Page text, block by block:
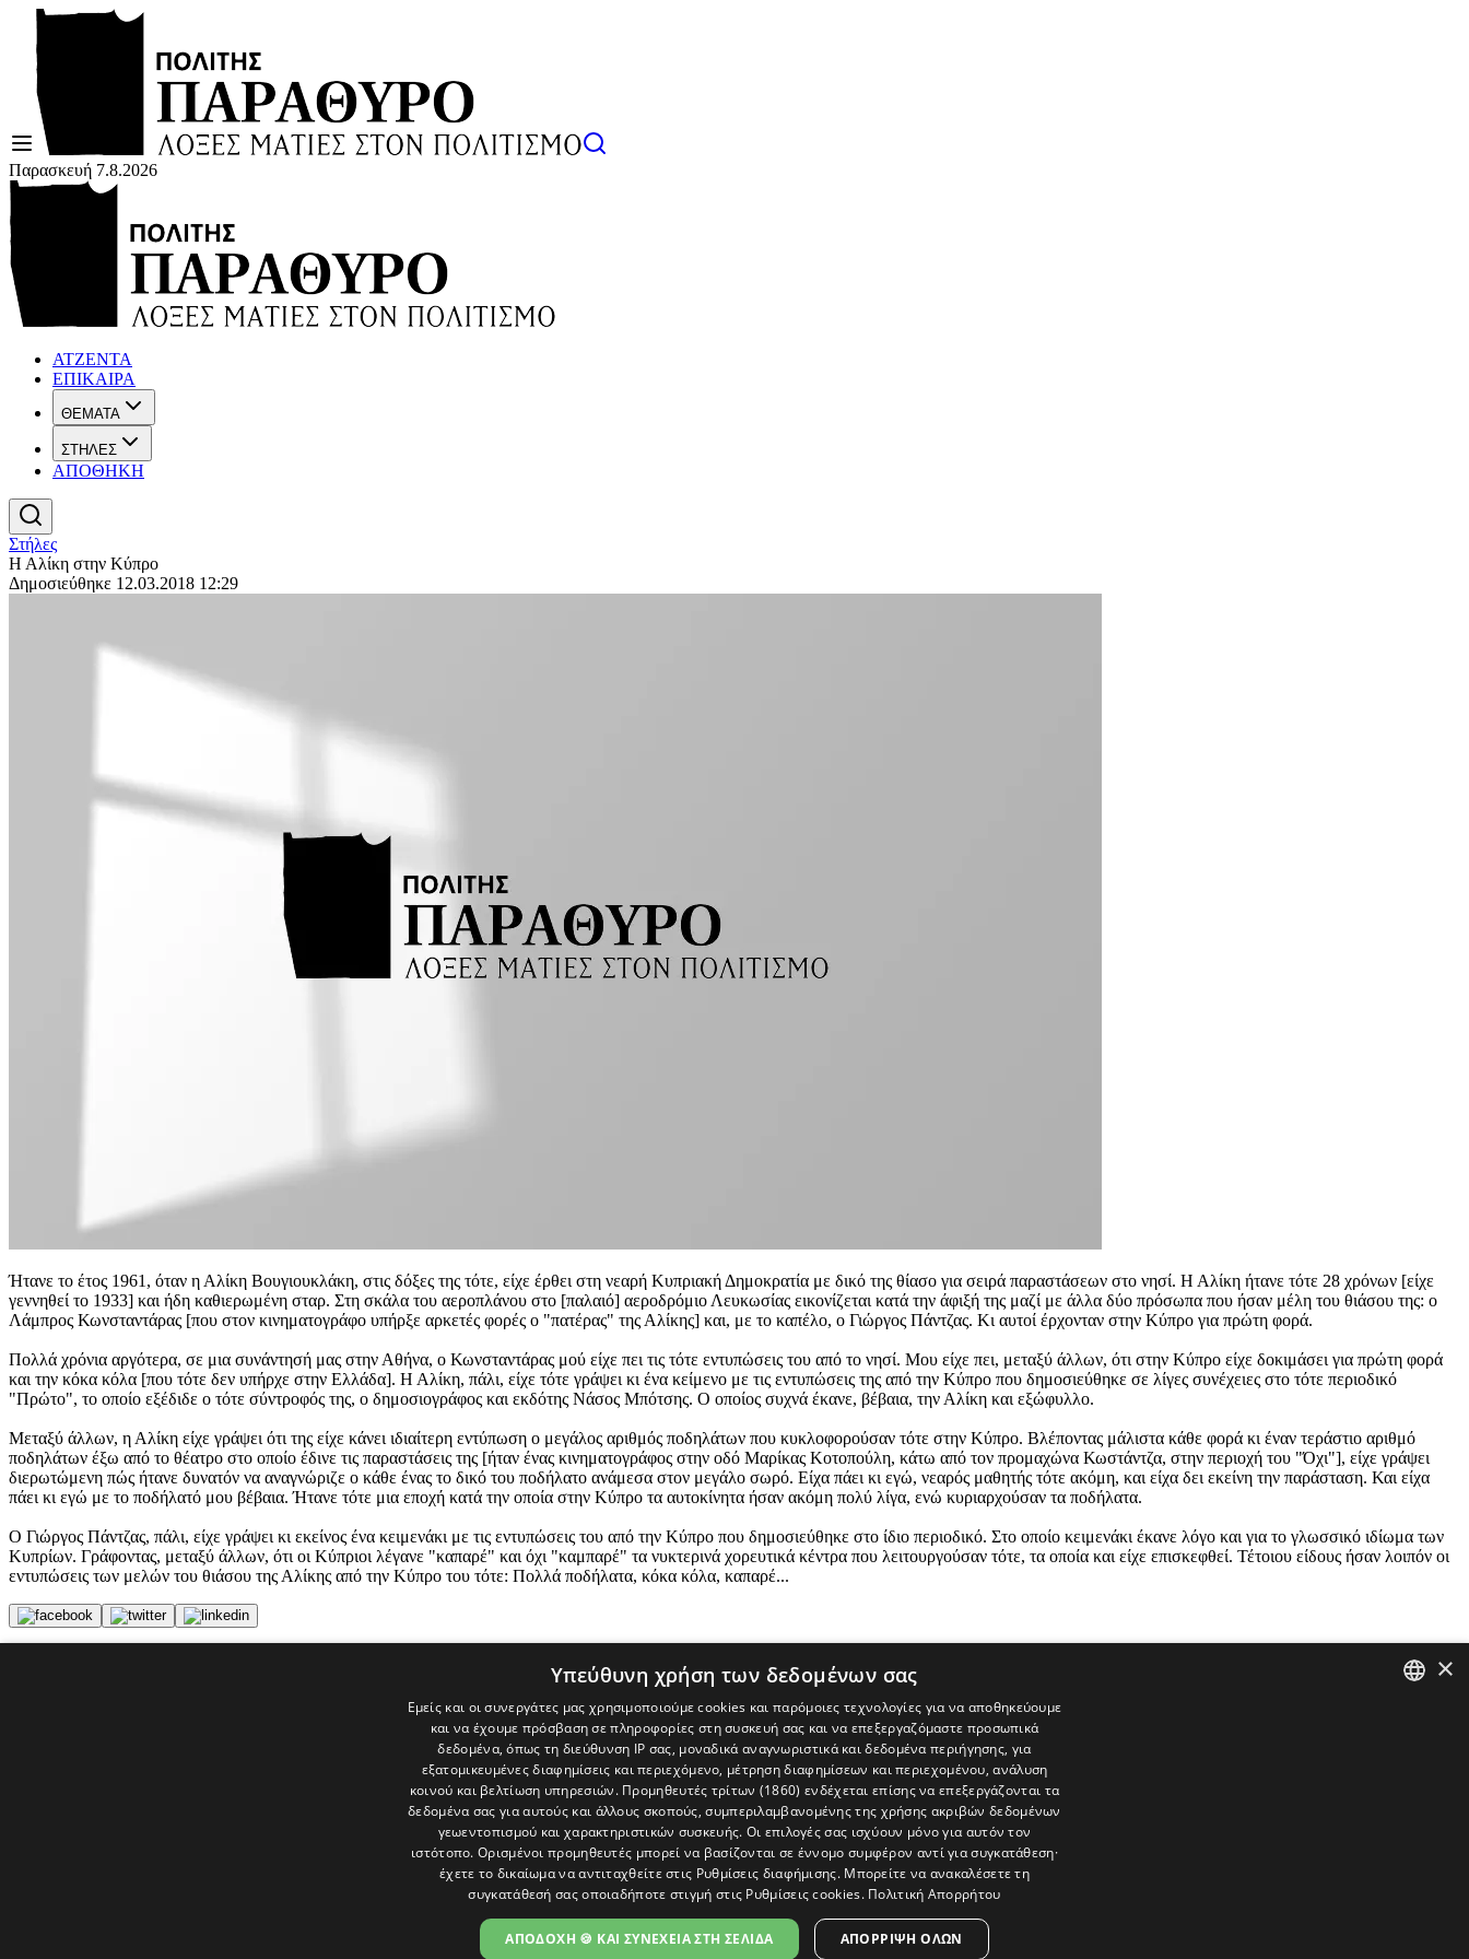
Παρασκευή 7.8.2026
ΑΤΖΕΝΤΑ
ΕΠΙΚΑΙΡΑ
ΘΕΜΑΤΑ
ΣΤΗΛΕΣ
ΑΠΟΘΗΚΗ
Στήλες
Η Αλίκη στην Κύπρο
Δημοσιεύθηκε 12.03.2018 12:29
Ήτανε το έτος 1961, όταν η Αλίκη Βουγιουκλάκη, στις δόξες της τότε, είχε έρθει στη νεαρή Κυπριακή Δημοκρατία με δικό της θίασο για σειρά παραστάσεων στο νησί. Η Αλίκη ήτανε τότε 28 χρόνων [είχε
γεννηθεί το 1933] και ήδη καθιερωμένη σταρ. Στη σκάλα του αεροπλάνου στο [παλαιό] αεροδρόμιο Λευκωσίας εικονίζεται κατά την άφιξή της μαζί με άλλα δύο πρόσωπα που ήσαν μέλη του θιάσου της: ο
Λάμπρος Κωνσταντάρας [που στον κινηματογράφο υπήρξε αρκετές φορές ο "πατέρας" της Αλίκης] και, με το καπέλο, ο Γιώργος Πάντζας. Κι αυτοί έρχονταν στην Κύπρο για πρώτη φορά.
Πολλά χρόνια αργότερα, σε μια συνάντησή μας στην Αθήνα, ο Κωνσταντάρας μού είχε πει τις τότε εντυπώσεις του από το νησί. Μου είχε πει, μεταξύ άλλων, ότι στην Κύπρο είχε δοκιμάσει για πρώτη φορά
και την κόκα κόλα [που τότε δεν υπήρχε στην Ελλάδα]. Η Αλίκη, πάλι, είχε τότε γράψει κι ένα κείμενο με τις εντυπώσεις της από την Κύπρο που δημοσιεύθηκε σε λίγες συνέχειες στο τότε περιοδικό
"Πρώτο", το οποίο εξέδιδε ο τότε σύντροφός της, ο δημοσιογράφος και εκδότης Νάσος Μπότσης. Ο οποίος συχνά έκανε, βέβαια, την Αλίκη και εξώφυλλο.
Μεταξύ άλλων, η Αλίκη είχε γράψει ότι της είχε κάνει ιδιαίτερη εντύπωση ο μεγάλος αριθμός ποδηλάτων που κυκλοφορούσαν τότε στην Κύπρο. Βλέποντας μάλιστα κάθε φορά κι έναν τεράστιο αριθμό
ποδηλάτων έξω από το θέατρο στο οποίο έδινε τις παραστάσεις της [ήταν ένας κινηματογράφος στην οδό Μαρίκας Κοτοπούλη, κάτω από τον προμαχώνα Κωστάντζα, στην περιοχή του "Όχι"], είχε γράψει
διερωτώμενη πώς ήτανε δυνατόν να αναγνώριζε ο κάθε ένας το δικό του ποδήλατο ανάμεσα στον μεγάλο σωρό. Είχα πάει κι εγώ, νεαρός μαθητής τότε ακόμη, και είχα δει εκείνη την παράσταση. Και είχα
πάει κι εγώ με το ποδήλατό μου βέβαια. Ήτανε τότε μια εποχή κατά την οποία στην Κύπρο τα αυτοκίνητα ήσαν ακόμη πολύ λίγα, ενώ κυριαρχούσαν τα ποδήλατα.
Ο Γιώργος Πάντζας, πάλι, είχε γράψει κι εκείνος ένα κειμενάκι με τις εντυπώσεις του από την Κύπρο που δημοσιεύθηκε στο ίδιο περιοδικό. Στο οποίο κειμενάκι έκανε λόγο και για το γλωσσικό ιδίωμα των
Κυπρίων. Γράφοντας, μεταξύ άλλων, ότι οι Κύπριοι λέγανε "καπαρέ" και όχι "καμπαρέ" τα νυκτερινά χορευτικά κέντρα που λειτουργούσαν τότε, τα οποία και είχε επισκεφθεί. Τέτοιου είδους ήσαν λοιπόν οι
εντυπώσεις των μελών του θιάσου της Αλίκης από την Κύπρο του τότε: Πολλά ποδήλατα, κόκα κόλα, καπαρέ...
Το «Παράθυρο» είναι το πολιτιστικό ένθετο της εφημερίδας Πολίτης [Κύπρος] και του διαδικτυακού πόρταλ www.politis.com.cy. Ειδήσεις, συνεντεύξεις, συναντήσεις, ρεπορτάζ, ήχοι, εικόνες – κινούμενες
και στατικές, κριτικές προσεγγίσεις, λοξές ματιές. Βλέπουμε το δέντρο, δεν χάνουμε το δάσος.
×
Υπεύθυνη χρήση των δεδομένων σας
Εμείς και οι συνεργάτες μας χρησιμοποιούμε cookies και παρόμοιες τεχνολογίες για να αποθηκεύουμε
και να έχουμε πρόσβαση σε πληροφορίες στη συσκευή σας και να επεξεργαζόμαστε προσωπικά
δεδομένα, όπως τη διεύθυνση IP σας, μοναδικά αναγνωριστικά και δεδομένα περιήγησης, για
εξατομικευμένες διαφημίσεις και περιεχόμενο, μέτρηση διαφημίσεων και περιεχομένου, ανάλυση
κοινού και βελτίωση υπηρεσιών. Προμηθευτές τρίτων (1860) ενδέχεται επίσης να επεξεργάζονται τα
δεδομένα σας για αυτούς και άλλους σκοπούς, συμπεριλαμβανομένης της χρήσης ακριβών δεδομένων
γεωεντοπισμού και χαρακτηριστικών συσκευής. Οι επιλογές σας ισχύουν μόνο για αυτόν τον
ιστότοπο. Ορισμένοι προμηθευτές μπορεί να βασίζονται σε έννομο συμφέρον αντί για συγκατάθεση·
έχετε το δικαίωμα να αντιταχθείτε στις Ρυθμίσεις διαφήμισης. Μπορείτε να ανακαλέσετε τη
συγκατάθεσή σας οποιαδήποτε στιγμή στις Ρυθμίσεις cookies. Πολιτική Απορρήτου
ΑΠΟΔΟΧΗ 🍪 ΚΑΙ ΣΥΝΕΧΕΙΑ ΣΤΗ ΣΕΛΙΔΑ ΑΠΌΡΡΙΨΗ ΌΛΩΝ